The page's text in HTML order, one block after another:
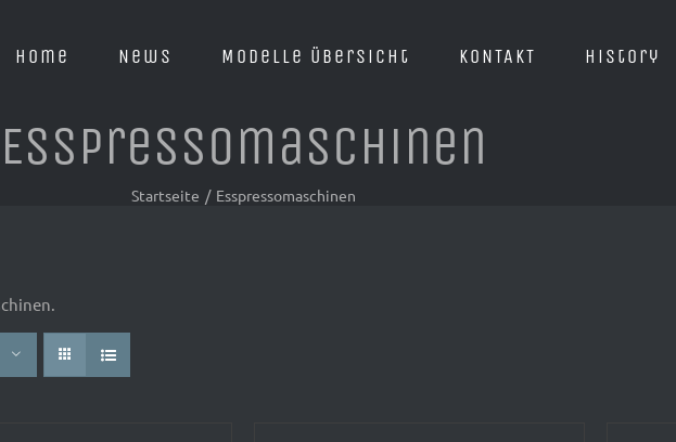
Home News Modelle Übersicht KONTAKT History
Esspressomaschinen
Startseite / Esspressomaschinen